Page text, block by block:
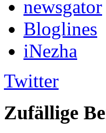
newsgator
Bloglines
iNezha
Twitter
Zufällige